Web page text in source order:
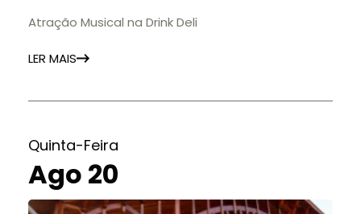
Atração Musical na Drink Deli
LER MAIS
Quinta-Feira
Ago 20